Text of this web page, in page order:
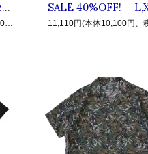
SALE 40%OFF! _ L,XLsize L.I.F.E #9 VEL ◆ LIVE IN FAB EARTH リブインファブアース : 半袖タイダイカモ柄シャツ Khaki
11,110円(本体10,100円、税1,010円)